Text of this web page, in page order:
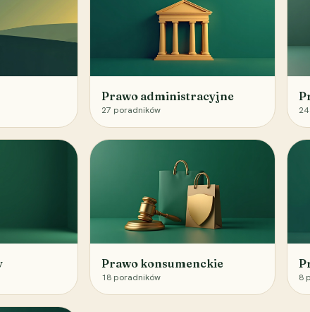
Prawo administracyjne
27 poradników 24
Prawo konsumenckie
18 poradników 8